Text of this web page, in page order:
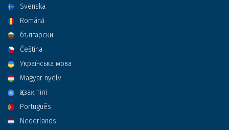
Svenska
Română
български
Čeština
Українська мова
Magyar nyelv
Қазақ тілі
Português
Nederlands